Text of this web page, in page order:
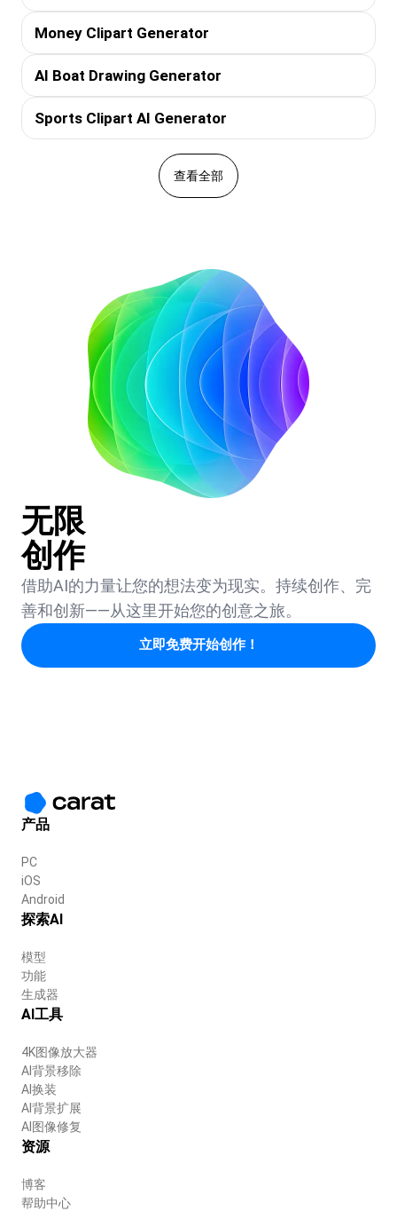
Money Clipart Generator
AI Boat Drawing Generator
Sports Clipart AI Generator
查看全部
无限
创作
借助AI的力量让您的想法变为现实。持续创作、完
善和创新——从这里开始您的创意之旅。
立即免费开始创作！
产品
PC
iOS
Android
探索AI
模型
功能
生成器
AI工具
4K图像放大器
AI背景移除
AI换装
AI背景扩展
AI图像修复
资源
博客
帮助中心